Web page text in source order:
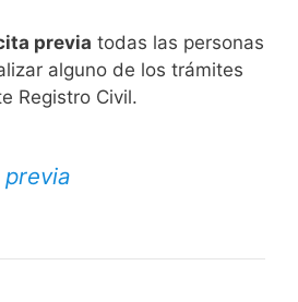
previa todas las personas
alguno de los trámites
Registro Civil.​